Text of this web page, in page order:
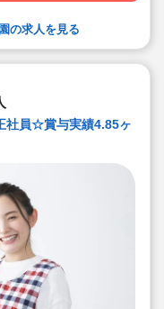
の求人を見る
員☆賞与実績4.85ヶ